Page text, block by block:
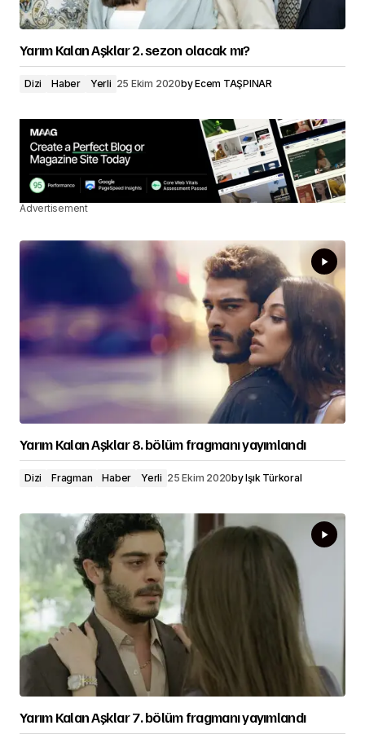
Yarım Kalan Aşklar 2. sezon olacak mı?
Dizi Haber Yerli 25 Ekim 2020byEcem TAŞPINAR
Advertisement
Yarım Kalan Aşklar 8. bölüm fragmanı yayımlandı
Dizi Fragman Haber Yerli 25 Ekim 2020byIşık Türkoral
Yarım Kalan Aşklar 7. bölüm fragmanı yayımlandı